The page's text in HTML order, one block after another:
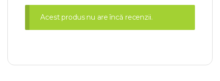
Acest produs nu are încă recenzii.